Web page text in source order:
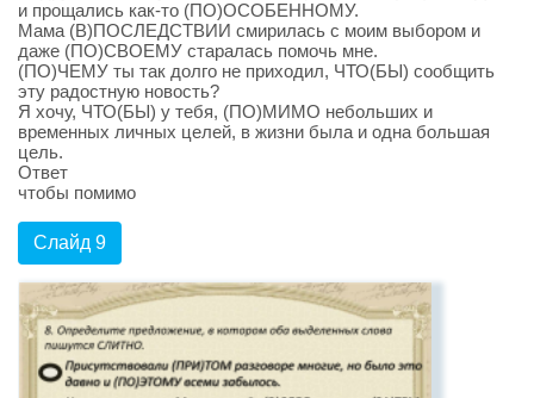
и прощались как-то (ПО)ОСОБЕННОМУ.
Мама (В)ПОСЛЕДСТВИИ смирилась с моим выбором и
даже (ПО)СВОЕМУ старалась помочь мне.
(ПО)ЧЕМУ ты так долго не приходил, ЧТО(БЫ) сообщить
эту радостную новость?
Я хочу, ЧТО(БЫ) у тебя, (ПО)МИМО небольших и
временных личных целей, в жизни была и одна большая
цель.
Ответ
чтобы помимо
Слайд 9